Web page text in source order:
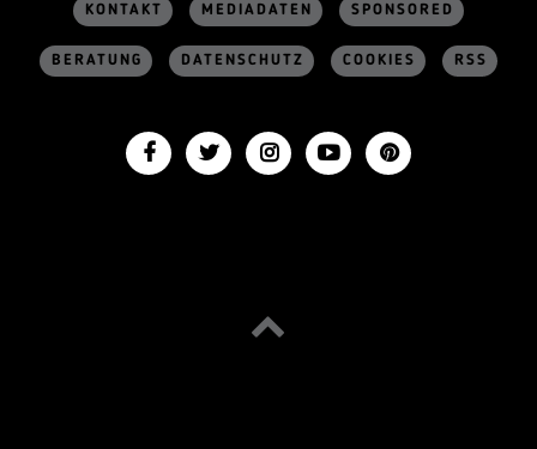
KONTAKT MEDIADATEN SPONSORED
BERATUNG DATENSCHUTZ COOKIES RSS